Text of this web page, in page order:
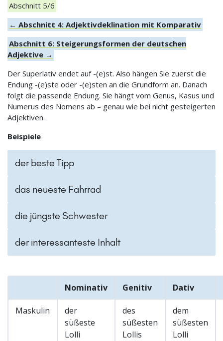
Abschnitt 5/6
← Abschnitt 4: Adjektivdeklination mit Komparativ
Abschnitt 6: Steigerungsformen der deutschen
Adjektive →
Der Superlativ endet auf -(e)st. Also hängen Sie zuerst die
Endung -(e)ste oder -(e)sten an die Grundform an. Danach
folgt die passende Endung. Sie hängt vom Genus, Kasus und
Numerus des Nomens ab – genau wie bei nicht gesteigerten
Adjektiven.
Beispiele
der beste Tipp
das neueste Fahrrad
die jüngste Schwester
der interessanteste Inhalt
Nominativ Genitiv Dativ
Maskulin
der
süßeste
Lolli
des
süßesten
Lollis
dem
süßesten
Lolli